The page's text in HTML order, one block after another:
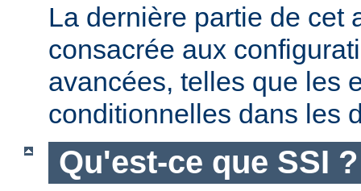
La dernière partie de cet
consacrée aux
avancées, telles que les
conditionnelles dans les
Qu'est-ce que SSI ?